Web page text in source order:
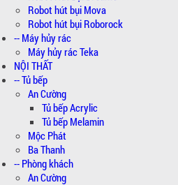
Robot hút bụi Mova
Robot hút bụi Roborock
-- Máy hủy rác
Máy hủy rác Teka
NỘI THẤT
-- Tủ bếp
An Cường
Tủ bếp Acrylic
Tủ bếp Melamin
Mộc Phát
Ba Thanh
-- Phòng khách
An Cường